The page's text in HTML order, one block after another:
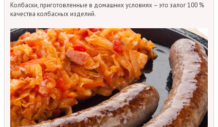
Колбаски, приготовленные в домашних условиях – это залог 100 %
качества колбасных изделий.